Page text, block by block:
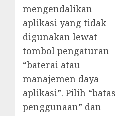
mengendalikan
aplikasi yang tidak
digunakan lewat
tombol pengaturan
“baterai atau
manajemen daya
aplikasi”. Pilih “batas
penggunaan” dan